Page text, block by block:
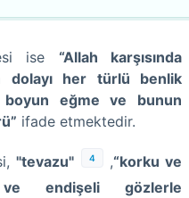
ise “Allah karşısında
dolayı her türlü benlik
boyun eğme ve bunun
ifade etmektedir.
"tevazu" 4 ,“korku ve
ve endişeli gözlerle